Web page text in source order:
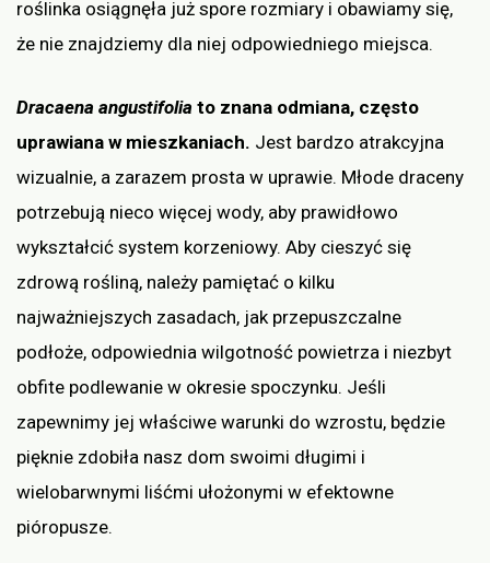
roślinka osiągnęła już spore rozmiary i obawiamy się,
że nie znajdziemy dla niej odpowiedniego miejsca.
Dracaena angustifolia to znana odmiana, często
uprawiana w mieszkaniach. Jest bardzo atrakcyjna
wizualnie, a zarazem prosta w uprawie. Młode draceny
potrzebują nieco więcej wody, aby prawidłowo
wykształcić system korzeniowy. Aby cieszyć się
zdrową rośliną, należy pamiętać o kilku
najważniejszych zasadach, jak przepuszczalne
podłoże, odpowiednia wilgotność powietrza i niezbyt
obfite podlewanie w okresie spoczynku. Jeśli
zapewnimy jej właściwe warunki do wzrostu, będzie
pięknie zdobiła nasz dom swoimi długimi i
wielobarwnymi liśćmi ułożonymi w efektowne
pióropusze.